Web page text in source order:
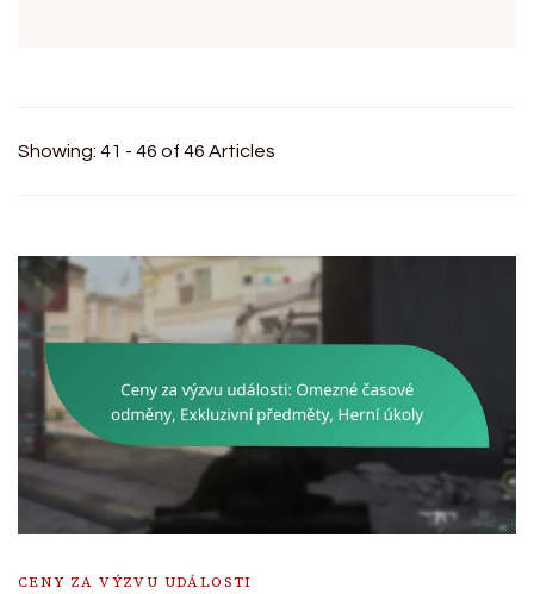
Showing: 41 - 46 of 46 Articles
CENY ZA VÝZVU UDÁLOSTI